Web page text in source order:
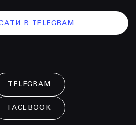
В TELEGRAM
TELEGRAM
FACEBOOK